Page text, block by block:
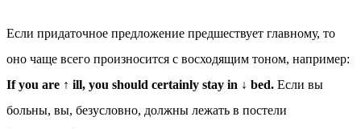
Если придаточное предложение предшествует главному, то
оно чаще всего произносится с восходящим тоном, например:
If you are ↑ ill, you should certainly stay in ↓ bed. Если вы
больны, вы, безусловно, должны лежать в постели